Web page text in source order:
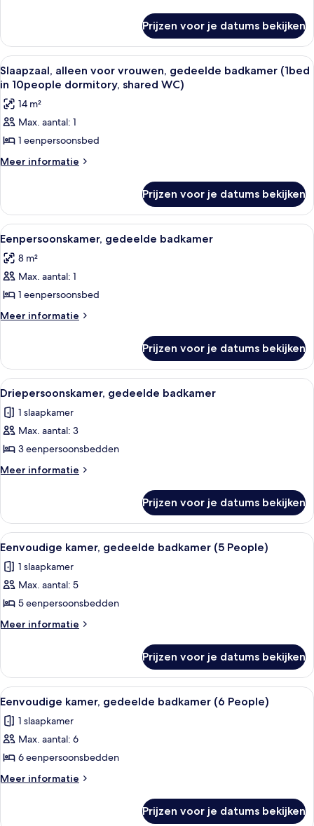
gedeelde
badkamer
Prijzen voor je datums bekijken
Alle
foto's
voor
Slaapzaal,
alleen
voor
vrouwen,
(1bed
in
10people
dormitory,
shared
WC)
Een slaapkamer met stapelbed en
4
Slaapzaal, alleen voor vrouwen, gedeelde badkamer (1bed
in 10people dormitory, shared WC)
14 m²
Max. aantal: 1
1 eenpersoonsbed
Meer informatie
Meer
alleen
voor
vrouwen,
gedeelde
badkamer
(1bed
10people
dormitory,
shared
Prijzen voor je datums bekijken
Alle
foto's
voor
Eenpersoonskamer,
gedeelde
badkamer
Iemand zit op een bed en gebruikt
4
Eenpersoonskamer, gedeelde badkamer
8 m²
Max. aantal: 1
1 eenpersoonsbed
Meer informatie
Meer
gedeelde
badkamer
Prijzen voor je datums bekijken
Alle
foto's
voor
Driepersoonskamer,
gedeelde
badkamer
Een kleine hotelkamer met één
4
Driepersoonskamer, gedeelde badkamer
1 slaapkamer
Max. aantal: 3
3 eenpersoonsbedden
Meer informatie
Meer
gedeelde
badkamer
Prijzen voor je datums bekijken
Alle
foto's
voor
Eenvoudige
kamer,
gedeelde
People)
laden
Een slaapkamer met stapelbed en
4
Eenvoudige kamer, gedeelde badkamer (5 People)
1 slaapkamer
Max. aantal: 5
5 eenpersoonsbedden
Meer informatie
Meer
kamer,
gedeelde
badkamer
People)
Prijzen voor je datums bekijken
Alle
foto's
voor
Eenvoudige
kamer,
gedeelde
Twee personen zitten op een bed in
4
Eenvoudige kamer, gedeelde badkamer (6 People)
1 slaapkamer
Max. aantal: 6
6 eenpersoonsbedden
Meer informatie
Meer
Prijzen voor je datums bekijken